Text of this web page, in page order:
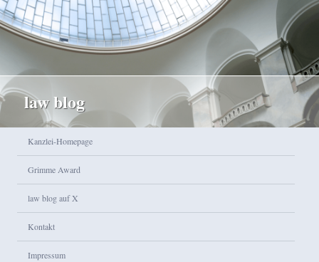
law blog
Zum Inhalt wechseln
Zum sekundären Inhalt wechseln
Kanzlei-Homepage
Grimme Award
law blog auf X
Kontakt
Impressum